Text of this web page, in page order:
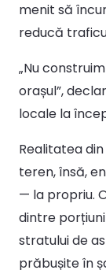
menit să
reducă
„Nu
orașul”,
locale la
Realitatea
teren, însă,
— la propriu.
dintre
stratului de
prăbușite în